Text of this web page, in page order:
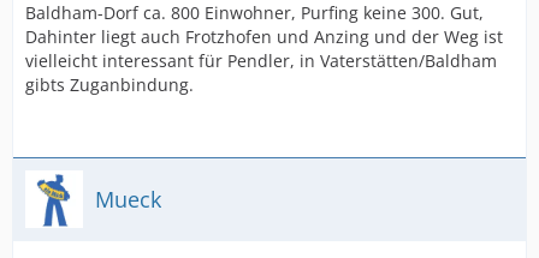
Baldham-Dorf ca. 800 Einwohner, Purfing keine 300. Gut,
Dahinter liegt auch Frotzhofen und Anzing und der Weg ist
vielleicht interessant für Pendler, in Vaterstätten/Baldham
gibts Zuganbindung.
Mueck